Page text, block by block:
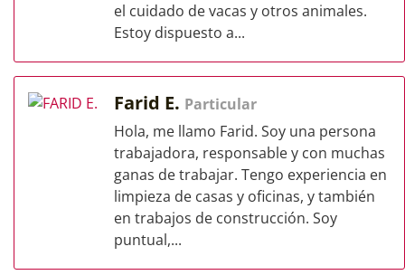
el cuidado de vacas y otros animales.
Estoy dispuesto a...
Farid E. Particular
Hola, me llamo Farid. Soy una persona
trabajadora, responsable y con muchas
ganas de trabajar. Tengo experiencia en
limpieza de casas y oficinas, y también
en trabajos de construcción. Soy
puntual,...